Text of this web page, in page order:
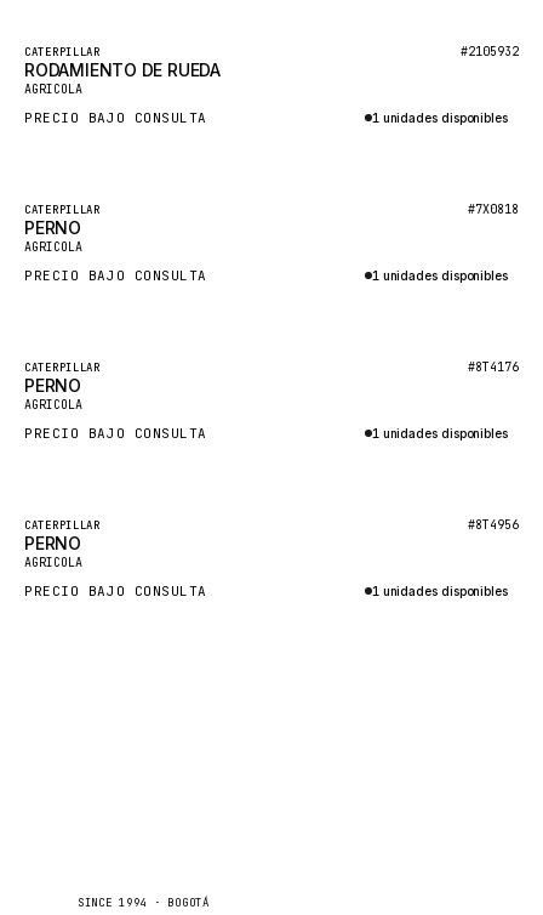
GROVE CRANE
GRADALL
GLENCOE
FORD
FIAT - HITACHI
COMMERCIAL HYDRAULICS
JLC
INTERNATIONAL HARVESTER
HYVA
KONECRANES
TAYLOR
CHANGLIN
Destacado
Nuevo
CATERPILLAR #2105932
RODAMIENTO DE RUEDA
AGRICOLA
PRECIO BAJO CONSULTA 1 unidades disponibles
Destacado
Nuevo
CATERPILLAR #7X0818
PERNO
AGRICOLA
PRECIO BAJO CONSULTA 1 unidades disponibles
Destacado
Nuevo
CATERPILLAR #8T4176
PERNO
AGRICOLA
PRECIO BAJO CONSULTA 1 unidades disponibles
Destacado
Nuevo
CATERPILLAR #8T4956
PERNO
AGRICOLA
PRECIO BAJO CONSULTA 1 unidades disponibles
SINCE 1994 · BOGOTÁ